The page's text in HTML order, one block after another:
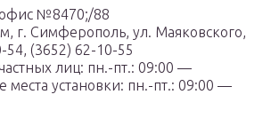
№8470;/88
г. Симферополь, ул. Маяковского,
54, (3652) 62-10-55
лиц: пн.-пт.: 09:00 —
места установки: пн.-пт.: 09:00 —